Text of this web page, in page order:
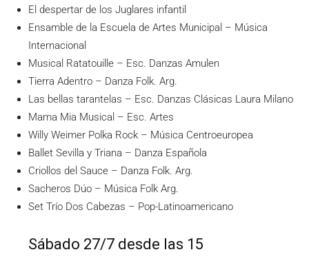
El despertar de los Juglares infantil
Ensamble de la Escuela de Artes Municipal – Música
Internacional
Musical Ratatouille – Esc. Danzas Amulen
Tierra Adentro – Danza Folk. Arg.
Las bellas tarantelas – Esc. Danzas Clásicas Laura Milano
Mama Mia Musical – Esc. Artes
Willy Weimer Polka Rock – Música Centroeuropea
Ballet Sevilla y Triana – Danza Española
Criollos del Sauce – Danza Folk. Arg.
Sacheros Dúo – Música Folk Arg.
Set Trío Dos Cabezas – Pop-Latinoamericano
Sábado 27/7 desde las 15